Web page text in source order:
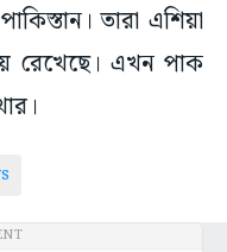
তারা এশিয়া
রেখেছে। এখন পাক